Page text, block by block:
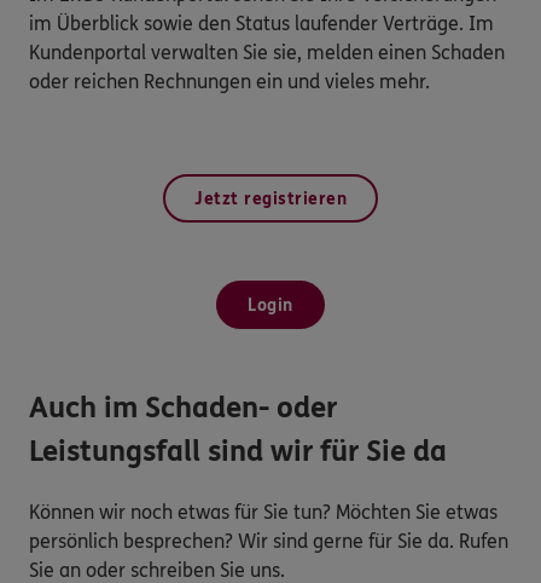
im Überblick sowie den Status laufender Verträge. Im
Kundenportal verwalten Sie sie, melden einen Schaden
oder reichen Rechnungen ein und vieles mehr.
Jetzt registrieren
Login
Auch im Schaden- oder
Leistungsfall sind wir für Sie da
Können wir noch etwas für Sie tun? Möchten Sie etwas
persönlich besprechen? Wir sind gerne für Sie da. Rufen
Sie an oder schreiben Sie uns.